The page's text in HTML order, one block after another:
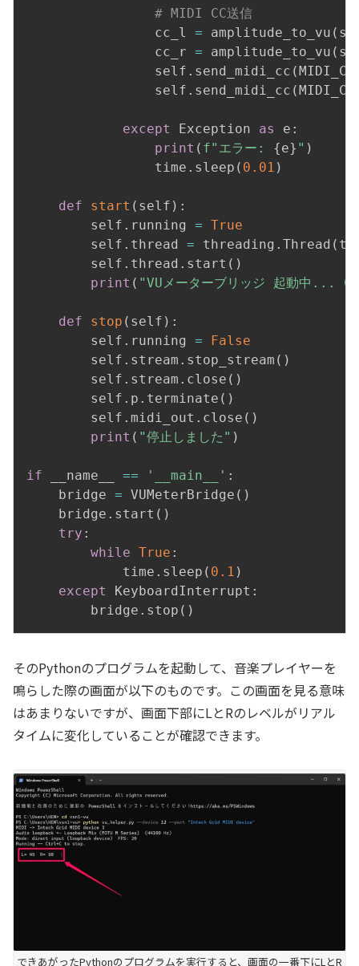
# MIDI CC送信
                cc_l
= amplitude_to_vu (
                cc_r
= amplitude_to_vu (
                self
. send_midi_cc (
                self
. send_midi_cc (
except Exception as e :
print ( f"エラー: {e} " )
                time
. sleep ( 0.01 )
def start ( self ) :
        self
. running = True
        self
. thread = threading . Thread (
        self
. thread . start ( )
print ( "VUメーターブリッジ 起動中...
def stop ( self ) :
        self
. running =
False
        self
. stream . stop_stream ( )
        self
. stream . close ( )
        self
. p . terminate ( )
        self
. midi_out . close ( )
print ( "停止しました" )
if __name__ == '__main__' :
    bridge
= VUMeterBridge ( )
    bridge
. start ( )
try :
while True :
            time
. sleep ( 0.1 )
except
KeyboardInterrupt :
        bridge
. stop ( )
そのPythonのプログラムを起動して、音楽プレイヤーを
鳴らした際の画面が以下のものです。この画面を見る意味
はあまりないですが、画面下部にLとRのレベルがリアル
タイムに変化していることが確認できます。
できあがったPythonのプログラムを実行すると、画面の一番下にLとR